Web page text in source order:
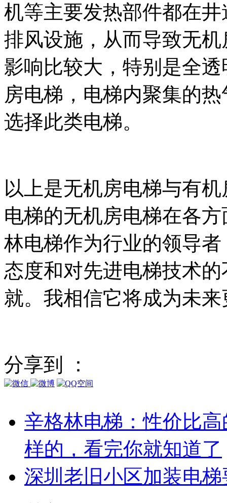
机等主要发热部件都在
排风设施，从而导致无
影响比较大，特别是全
房电梯，电梯内聚集的
选择此类电梯。
以上是无机房电梯与有
电梯的无机房电梯在各
林电梯作为行业的领导
态度和对先进电梯技术
就。我相信它将成为未
分享到 ：
辛格林电梯：性价比
样的，看完你就知道了
深圳老旧小区加装电